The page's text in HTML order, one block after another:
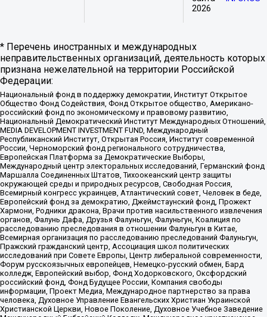
2026
* Перечень иностранных и международных
неправительственных организаций, деятельность которых
признана нежелательной на территории Российской
Федерации:
Национальный фонд в поддержку демократии, Институт Открытое
Общество Фонд Содействия, Фонд Открытое общество, Американо-
российский фонд по экономическому и правовому развитию,
Национальный Демократический Институт Международных Отношений,
MEDIA DEVELOPMENT INVESTMENT FUND, Международный
Республиканский Институт, Открытая Россия, Институт современной
России, Черноморский фонд регионального сотрудничества,
Европейская Платформа за Демократические Выборы,
Международный центр электоральных исследований, Германский фонд
Маршалла Соединенных Штатов, Тихоокеанский центр защиты
окружающей среды и природных ресурсов, Свободная Россия,
Всемирный конгресс украинцев, Атлантический совет, Человек в беде,
Европейский фонд за демократию, Джеймстаунский фонд, Прожект
Хармони, Родники дракона, Врачи против насильственного извлечения
органов, Фалунь Дафа, Друзья Фалуньгун, Фалуньгун, Коалиция по
расследованию преследования в отношении Фалуньгун в Китае,
Всемирная организация по расследованию преследований Фалуньгун,
Пражский гражданский центр, Ассоциация школ политических
исследований при Совете Европы, Центр либеральной современности,
Форум русскоязычных европейцев, Немецко-русский обмен, Бард
колледж, Европейский выбор, Фонд Ходорковского, Оксфордский
российский фонд, Фонд Будущее России, Компания свободы
информации, Проект Медиа, Международное партнерство за права
человека, Духовное Управление Евангельских Христиан Украинской
Христианской Церкви, Новое Поколение, Духовное Учебное Заведение